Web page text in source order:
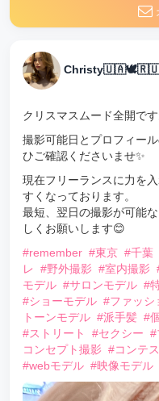
Christy🇺🇦🕊🇷🇺
クリスマスムード全開で
撮影可能日とプロフィー
ひご確認くださいませ✨
現在フリーランスに力を
すくなっております。
最短、翌日の撮影が可能
しくお願いします😊
#remember #東京 #千葉
レ
#野外撮影 #室内撮影
モデル #サロンモデル #
#ショーモデル #ファッシ
トーンモデル #派手髪 #
#ストリート
#セクシー #
コンセプト撮影 #コンテ
#webモデル #映像モデル